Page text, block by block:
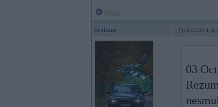
Srakans 03. Oct 2011,
03